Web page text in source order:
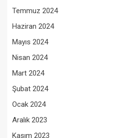
Temmuz 2024
Haziran 2024
Mayıs 2024
Nisan 2024
Mart 2024
Şubat 2024
Ocak 2024
Aralık 2023
Kasım 2023